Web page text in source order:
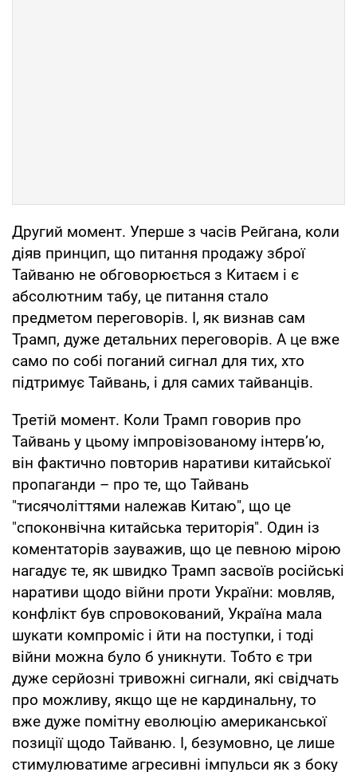
Другий момент. Уперше з часів Рейгана, коли
діяв принцип, що питання продажу зброї
Тайваню не обговорюється з Китаєм і є
абсолютним табу, це питання стало
предметом переговорів. І, як визнав сам
Трамп, дуже детальних переговорів. А це вже
само по собі поганий сигнал для тих, хто
підтримує Тайвань, і для самих тайванців.
Третій момент. Коли Трамп говорив про
Тайвань у цьому імпровізованому інтерв’ю,
він фактично повторив наративи китайської
пропаганди – про те, що Тайвань
"тисячоліттями належав Китаю", що це
"споконвічна китайська територія". Один із
коментаторів зауважив, що це певною мірою
нагадує те, як швидко Трамп засвоїв російські
наративи щодо війни проти України: мовляв,
конфлікт був спровокований, Україна мала
шукати компроміс і йти на поступки, і тоді
війни можна було б уникнути. Тобто є три
дуже серйозні тривожні сигнали, які свідчать
про можливу, якщо ще не кардинальну, то
вже дуже помітну еволюцію американської
позиції щодо Тайваню. І, безумовно, це лише
стимулюватиме агресивні імпульси як з боку